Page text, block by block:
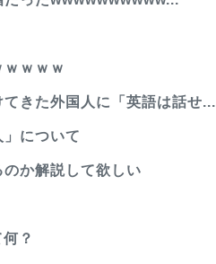
ｗｗｗ
きた外国人に「英語は話せ...
について
のか解説して欲しい
？